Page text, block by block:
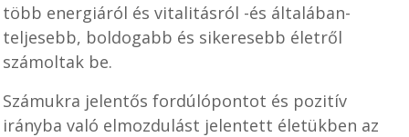
több energiáról és vitalitásról -és általában-
teljesebb, boldogabb és sikeresebb életről
számoltak be.
Számukra jelentős fordúlópontot és pozitív
irányba való elmozdulást jelentett életükben az